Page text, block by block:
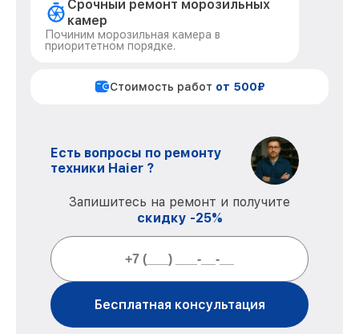
Срочный ремонт морозильных
камер
Починим морозильная камера в
приоритетном порядке.
Стоимость работ от 500₽
Есть вопросы по ремонту
техники Haier ?
Запишитесь на ремонт и получите
скидку -25%
Бесплатная консультация